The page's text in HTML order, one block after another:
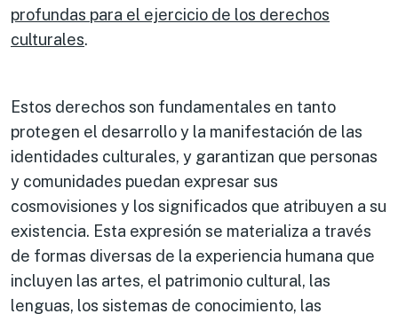
profundas para el ejercicio de los derechos
culturales.
Estos derechos son fundamentales en tanto
protegen el desarrollo y la manifestación de las
identidades culturales, y garantizan que personas
y comunidades puedan expresar sus
cosmovisiones y los significados que atribuyen a su
existencia. Esta expresión se materializa a través
de formas diversas de la experiencia humana que
incluyen las artes, el patrimonio cultural, las
lenguas, los sistemas de conocimiento, las